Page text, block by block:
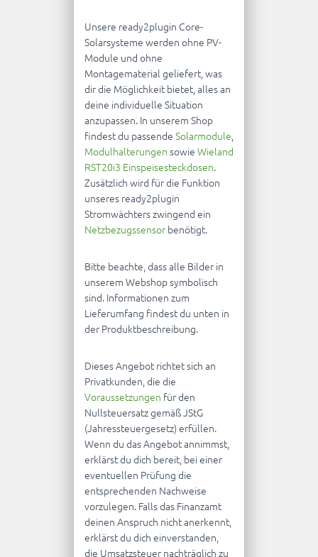
Unsere ready2plugin Core-
Solarsysteme werden ohne PV-
Module und ohne
Montagematerial geliefert, was
dir die Möglichkeit bietet, alles an
deine individuelle Situation
anzupassen. In unserem Shop
findest du passende Solarmodule,
Modulhalterungen sowie Wieland
RST20i3 Einspeisesteckdosen.
Zusätzlich wird für die Funktion
unseres ready2plugin
Stromwächters zwingend ein
Netzbezugssensor benötigt.
Bitte beachte, dass alle Bilder in
unserem Webshop symbolisch
sind. Informationen zum
Lieferumfang findest du unten in
der Produktbeschreibung.
Dieses Angebot richtet sich an
Privatkunden, die die
Voraussetzungen für den
Nullsteuersatz gemäß JStG
(Jahressteuergesetz) erfüllen.
Wenn du das Angebot annimmst,
erklärst du dich bereit, bei einer
eventuellen Prüfung die
entsprechenden Nachweise
vorzulegen. Falls das Finanzamt
deinen Anspruch nicht anerkennt,
erklärst du dich einverstanden,
die Umsatzsteuer nachträglich zu